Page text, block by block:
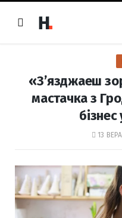
«З’язджаеш
мастачка з
бізнес
13